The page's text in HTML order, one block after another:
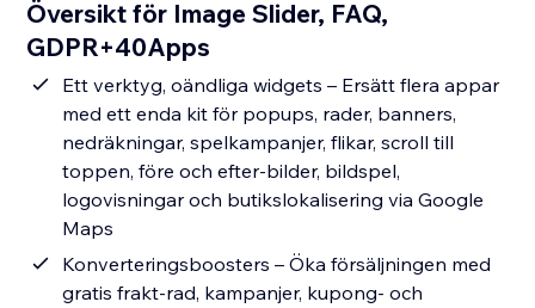
Översikt för Image Slider, FAQ,
GDPR+40Apps
Ett verktyg, oändliga widgets – Ersätt flera appar
med ett enda kit för popups, rader, banners,
nedräkningar, spelkampanjer, flikar, scroll till
toppen, före och efter-bilder, bildspel,
logovisningar och butikslokalisering via Google
Maps
Konverteringsboosters – Öka försäljningen med
gratis frakt-rad, kampanjer, kupong- och